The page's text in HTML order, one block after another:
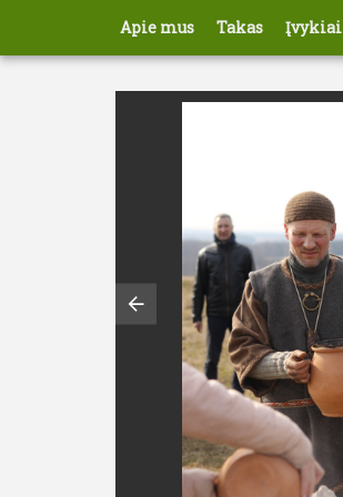
Nario
paskyros
meniu
Apie mus Takas Įvykiai